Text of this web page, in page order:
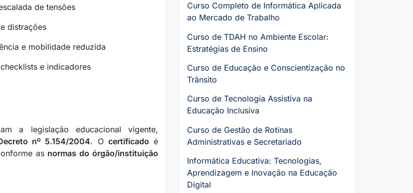
de tensões
distrações
e mobilidade reduzida
e indicadores
a legislação educacional vigente,
nº 5.154/2004. O certificado é
as normas do órgão/instituição
Curso Completo de Informática Aplicada
ao Mercado de Trabalho
Curso de TDAH no Ambiente Escolar:
Estratégias de Ensino
Curso de Educação e Conscientização no
Trânsito
Curso de Tecnologia Assistiva na
Educação Inclusiva
Curso de Gestão de Rotinas
Administrativas e Secretariado
Informática Educativa: Tecnologias,
Aprendizagem e Inovação na Educação
Digital